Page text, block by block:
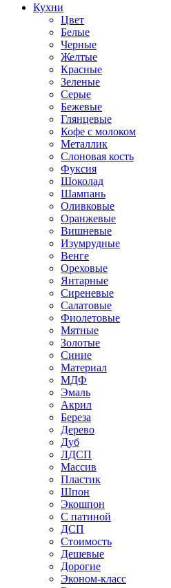
Кухни
Цвет
Белые
Черные
Желтые
Красные
Зеленые
Серые
Бежевые
Глянцевые
Кофе с молоком
Металлик
Слоновая кость
Фуксия
Шоколад
Шампань
Оливковые
Оранжевые
Вишневые
Изумрудные
Венге
Ореховые
Янтарные
Сиреневые
Салатовые
Фиолетовые
Мятные
Золотые
Синие
Материал
МДФ
Эмаль
Акрил
Береза
Дерево
Дуб
ЛДСП
Массив
Пластик
Шпон
Экошпон
С патиной
ДСП
Стоимость
Дешевые
Дорогие
Эконом-класс